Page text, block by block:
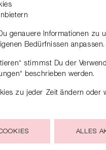
genauere Informationen zu
Bedürfnissen anpassen.
stimmst Du der
beschrieben werden.
zu jeder Zeit ändern oder
ALLES